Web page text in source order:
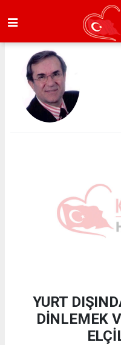
YURT
DİNLEMEK